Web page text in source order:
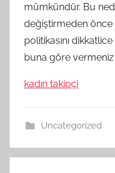
mümkündür. Bu
değiştirmeden önce
politikasını
buna göre vermeniz
kadın takipçi
Uncategorized